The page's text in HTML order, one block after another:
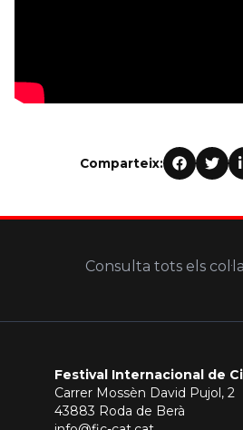
Comparteix:
Consulta tots els
Festival Internacional de
Carrer Mossèn David Pujol, 2
43883 Roda de Berà